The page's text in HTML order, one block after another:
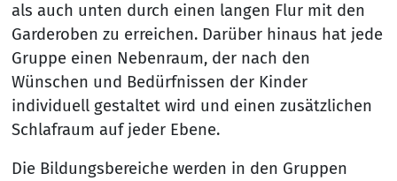
als auch unten durch einen langen Flur mit den
Garderoben zu erreichen. Darüber hinaus hat jede
Gruppe einen Nebenraum, der nach den
Wünschen und Bedürfnissen der Kinder
individuell gestaltet wird und einen zusätzlichen
Schlafraum auf jeder Ebene.
Die Bildungsbereiche werden in den Gruppen